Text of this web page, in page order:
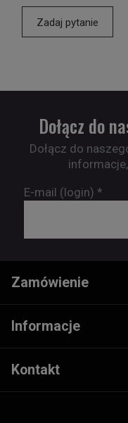
Zadaj pytanie
Dołącz do
Dołącz do
E-mail (login) *
Zamówienie
Informacje
Kontakt